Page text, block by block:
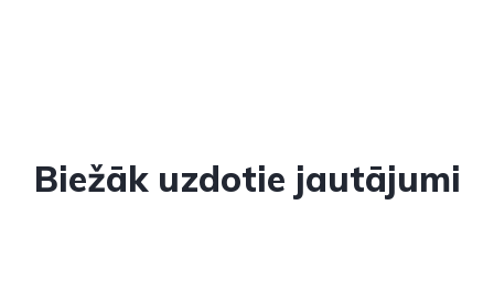
Biežāk uzdotie jautājumi